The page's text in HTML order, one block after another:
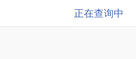
正在查询中